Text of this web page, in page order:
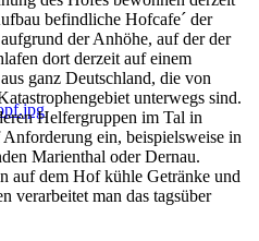
befindliche Hofcafe´ der
der Anhöhe, auf der der
dort derzeit auf einem
ganz Deutschland, die von
unterwegs sind.
Helfergruppen im Tal in
ein, beispielsweise in
Marienthal oder Dernau.
auf dem Hof kühle Getränke und
verarbeitet man das tagsüber